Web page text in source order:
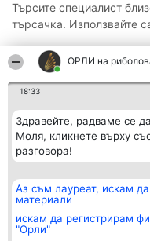
ОРЛИ на
18:33
Здравейте, радваме се
Моля, кликнете върху
разговора!
Аз съм лауреат, искам
материали
искам да регистрирам
"Орли"
Търсите специалист
търсачка. Използвайте
Организатор на
класиране
BulevardulAleea Timișul De
Sus Nr. 2, Bl. A30, Sc. A, Et.